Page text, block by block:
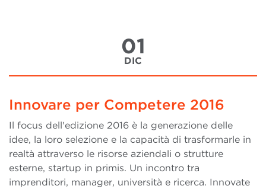
01
DIC
Innovare per Competere 2016
Il focus dell'edizione 2016 è la generazione delle
idee, la loro selezione e la capacità di trasformarle in
realtà attraverso le risorse aziendali o strutture
esterne, startup in primis. Un incontro tra
imprenditori, manager, università e ricerca. Innovate